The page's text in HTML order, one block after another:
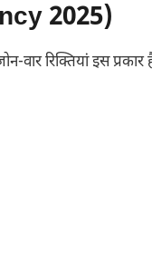
2025)
वार रिक्तियां इस प्रकार